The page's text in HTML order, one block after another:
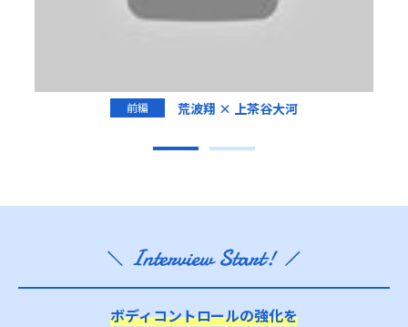
前編 荒波翔 × 上茶谷大河
ボディコントロールの強化を